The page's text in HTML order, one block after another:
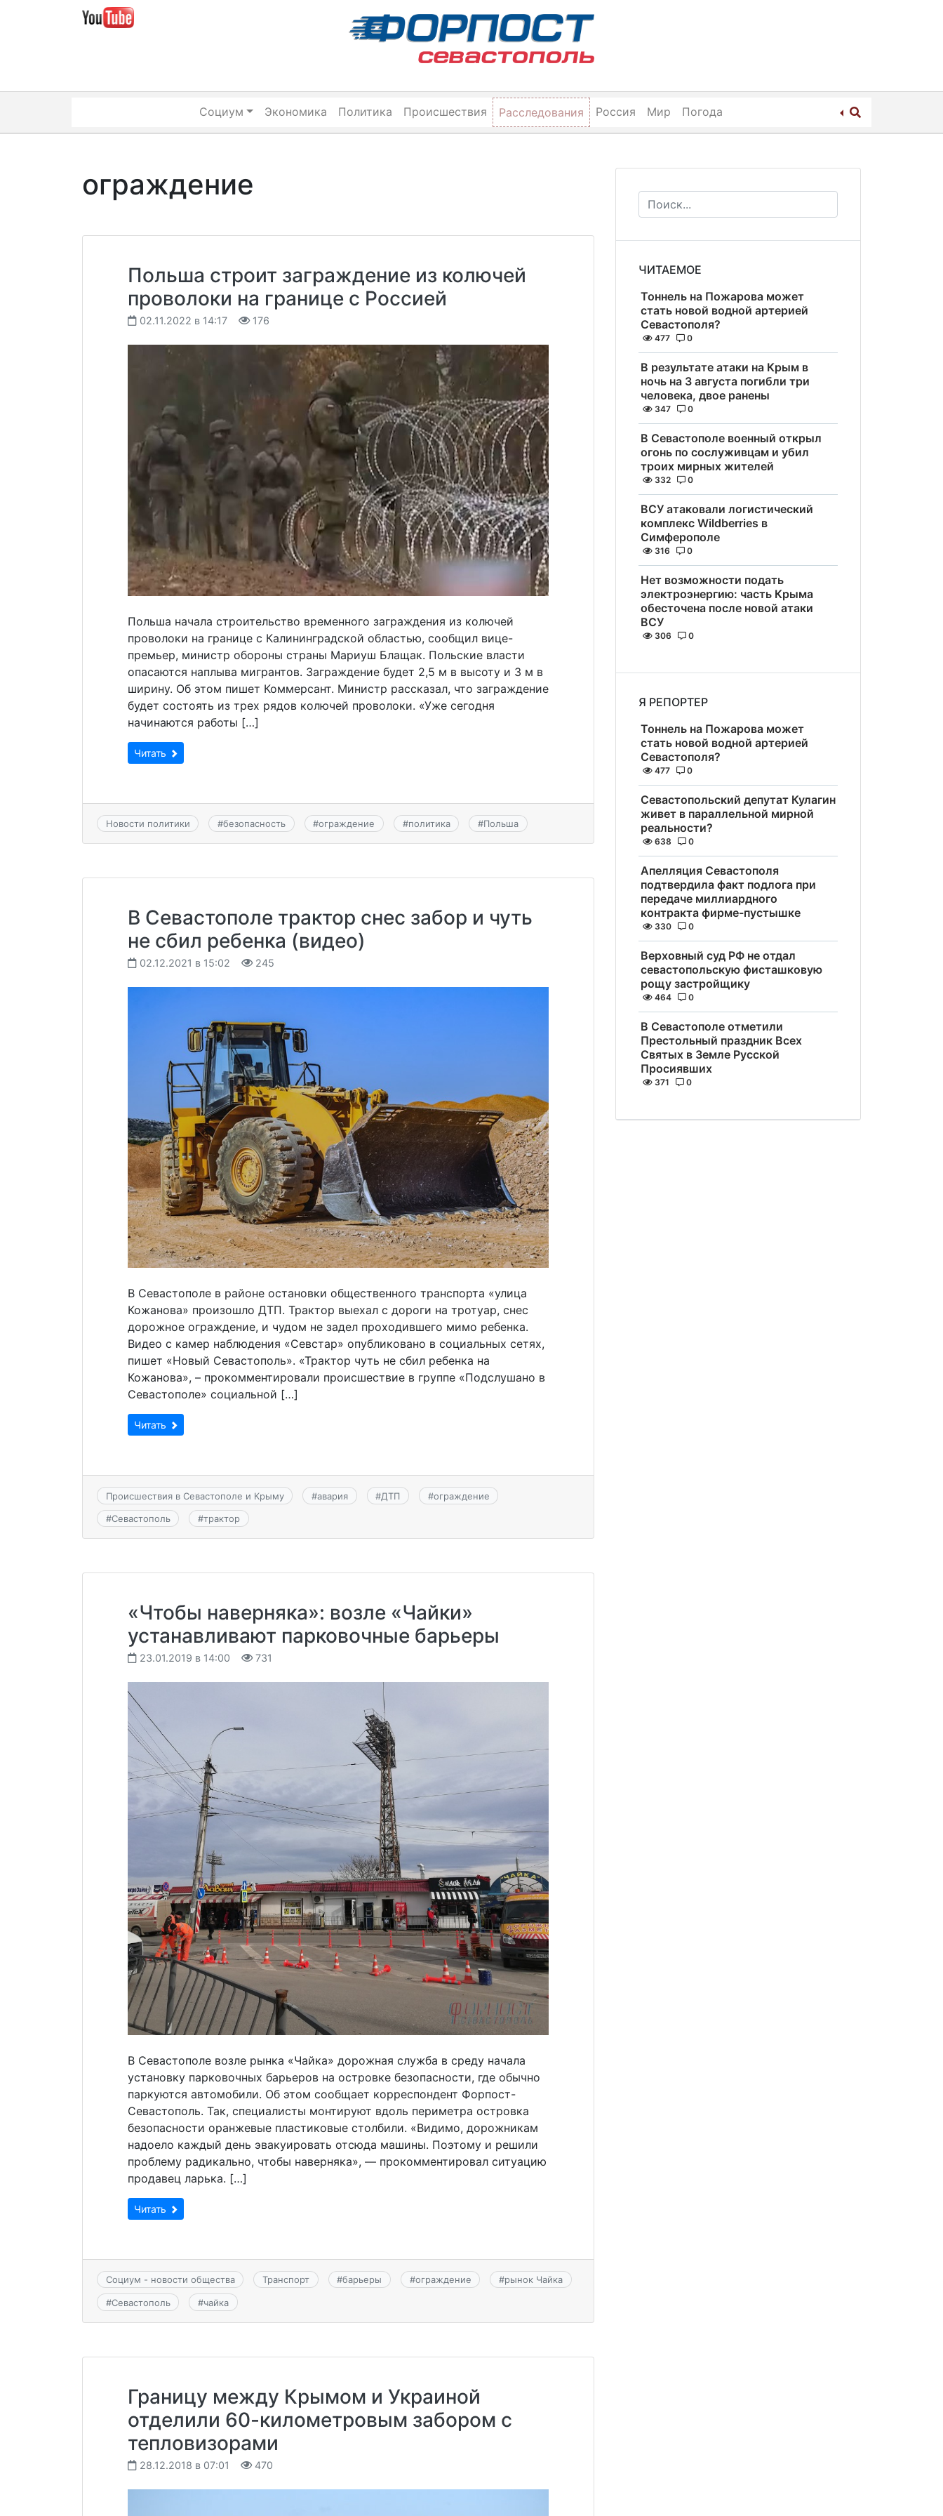
Социум Экономика Политика Происшествия Расследования Россия Мир Погода
ограждение
Польша строит заграждение из колючей
проволоки на границе с Россией
02.11.2022 в 14:17 176
Польша начала строительство временного заграждения из колючей
проволоки на границе с Калининградской областью, сообщил вице-
премьер, министр обороны страны Мариуш Блащак. Польские власти
опасаются наплыва мигрантов. Заграждение будет 2,5 м в высоту и 3 м в
ширину. Об этом пишет Коммерсант. Министр рассказал, что заграждение
будет состоять из трех рядов колючей проволоки. «Уже сегодня
начинаются работы […]
Читать
Новости политики #безопасность #ограждение #политика #Польша
В Севастополе трактор снес забор и чуть
не сбил ребенка (видео)
02.12.2021 в 15:02 245
В Севастополе в районе остановки общественного транспорта «улица
Кожанова» произошло ДТП. Трактор выехал с дороги на тротуар, снес
дорожное ограждение, и чудом не задел проходившего мимо ребенка.
Видео с камер наблюдения «Севстар» опубликовано в социальных сетях,
пишет «Новый Севастополь». «Трактор чуть не сбил ребенка на
Кожанова», – прокомментировали происшествие в группе «Подслушано в
Севастополе» социальной […]
Читать
Происшествия в Севастополе и Крыму #авария #ДТП #ограждение
#Севастополь #трактор
«Чтобы наверняка»: возле «Чайки»
устанавливают парковочные барьеры
23.01.2019 в 14:00 731
В Севастополе возле рынка «Чайка» дорожная служба в среду начала
установку парковочных барьеров на островке безопасности, где обычно
паркуются автомобили. Об этом сообщает корреспондент Форпост-
Севастополь. Так, специалисты монтируют вдоль периметра островка
безопасности оранжевые пластиковые столбили. «Видимо, дорожникам
надоело каждый день эвакуировать отсюда машины. Поэтому и решили
проблему радикально, чтобы наверняка», — прокомментировал ситуацию
продавец ларька. […]
Читать
Социум - новости общества Транспорт #барьеры #ограждение #рынок Чайка
#Севастополь #чайка
Границу между Крымом и Украиной
отделили 60-километровым забором с
тепловизорами
28.12.2018 в 07:01 470
ЧИТАЕМОЕ
Тоннель на Пожарова может
стать новой водной артерией
Севастополя?
477 0
В результате атаки на Крым в
ночь на 3 августа погибли три
человека, двое ранены
347 0
В Севастополе военный открыл
огонь по сослуживцам и убил
троих мирных жителей
332 0
ВСУ атаковали логистический
комплекс Wildberries в
Симферополе
316 0
Нет возможности подать
электроэнергию: часть Крыма
обесточена после новой атаки
ВСУ
306 0
Я РЕПОРТЕР
Тоннель на Пожарова может
стать новой водной артерией
Севастополя?
477 0
Севастопольский депутат Кулагин
живет в параллельной мирной
реальности?
638 0
Апелляция Севастополя
подтвердила факт подлога при
передаче миллиардного
контракта фирме-пустышке
330 0
Верховный суд РФ не отдал
севастопольскую фисташковую
рощу застройщику
464 0
В Севастополе отметили
Престольный праздник Всех
Святых в Земле Русской
Просиявших
371 0